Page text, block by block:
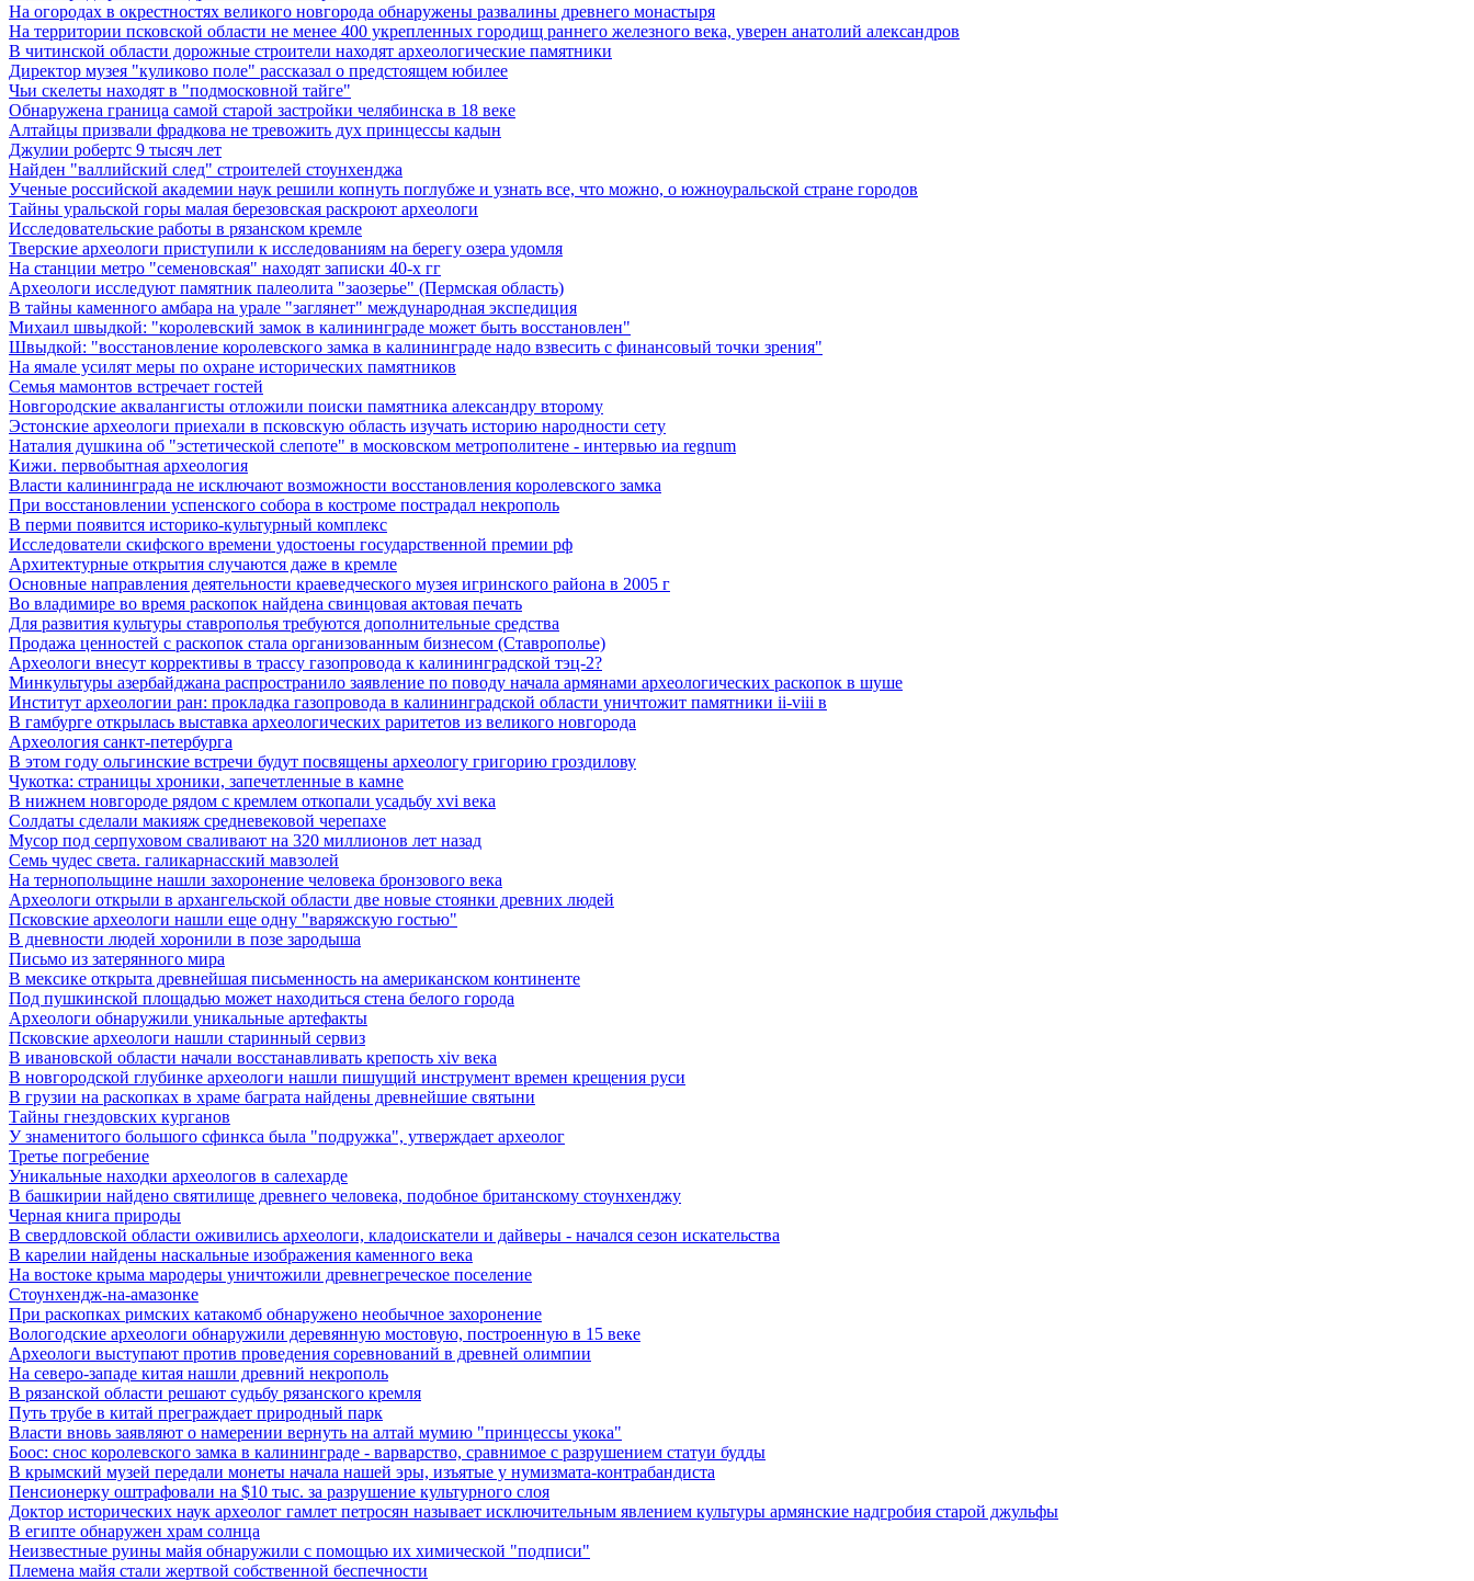
На огородах в окрестностях великого новгорода обнаружены развалины древнего монастыря
На территории псковской области не менее 400 укрепленных городищ раннего железного века, уверен анатолий александров
В читинской области дорожные строители находят археологические памятники
Директор музея "куликово поле" рассказал о предстоящем юбилее
Чьи скелеты находят в "подмосковной тайге"
Обнаружена граница самой старой застройки челябинска в 18 веке
Алтайцы призвали фрадкова не тревожить дух принцессы кадын
Джулии робертс 9 тысяч лет
Найден "валлийский след" строителей стоунхенджа
Ученые российской академии наук решили копнуть поглубже и узнать все, что можно, о южноуральской стране городов
Тайны уральской горы малая березовская раскроют археологи
Исследовательские работы в рязанском кремле
Тверские археологи приступили к исследованиям на берегу озера удомля
На станции метро "семеновская" находят записки 40-х гг
Археологи исследуют памятник палеолита "заозерье" (Пермская область)
В тайны каменного амбара на урале "заглянет" международная экспедиция
Михаил швыдкой: "королевский замок в калининграде может быть восстановлен"
Швыдкой: "восстановление королевского замка в калининграде надо взвесить с финансовый точки зрения"
На ямале усилят меры по охране исторических памятников
Семья мамонтов встречает гостей
Новгородские аквалангисты отложили поиски памятника александру второму
Эстонские археологи приехали в псковскую область изучать историю народности сету
Наталия душкина об "эстетической слепоте" в московском метрополитене - интервью иа regnum
Кижи. первобытная археология
Власти калининграда не исключают возможности восстановления королевского замка
При восстановлении успенского собора в костроме пострадал некрополь
В перми появится историко-культурный комплекс
Исследователи скифского времени удостоены государственной премии рф
Архитектурные открытия случаются даже в кремле
Основные направления деятельности краеведческого музея игринского района в 2005 г
Во владимире во время раскопок найдена свинцовая актовая печать
Для развития культуры ставрополья требуются дополнительные средства
Продажа ценностей с раскопок стала организованным бизнесом (Ставрополье)
Археологи внесут коррективы в трассу газопровода к калининградской тэц-2?
Минкультуры азеpбайджана распространило заявление по поводу начала аpмянами археологических раскопок в шуше
Институт археологии ран: прокладка газопровода в калининградской области уничтожит памятники ii-viii в
В гамбурге открылась выставка археологических раритетов из великого новгорода
Археология санкт-петербурга
В этом году ольгинские встречи будут посвящены археологу григорию гроздилову
Чукотка: страницы хроники, запечетленные в камне
В нижнем новгороде рядом с кремлем откопали усадьбу xvi века
Солдаты сделали макияж средневековой черепахе
Мусор под cерпуховом сваливают на 320 миллионов лет назад
Семь чудес света. галикарнасский мавзолей
На тернопольщине нашли захоронение человека бронзового века
Археологи открыли в архангельской области две новые стоянки древних людей
Псковские археологи нашли еще одну "варяжскую гостью"
В дневности людей хоронили в позе зародыша
Письмо из затерянного мира
В мексике открыта древнейшая письменность на американском континенте
Под пушкинской площадью может находиться стена белого города
Археологи обнаружили уникальные артефакты
Псковские археологи нашли старинный сервиз
В ивановской области начали восстанавливать крепость xiv века
В новгородской глубинке археологи нашли пишущий инструмент времен крещения руси
В грузии на раскопках в храме баграта найдены древнейшие святыни
Тайны гнездовских курганов
У знаменитого большого сфинкса была "подружка", утверждает археолог
Третье погребение
Уникальные находки археологов в салехарде
В башкирии найдено святилище древнего человека, подобное британскому стоунхенджу
Черная книга природы
В свердловской области оживились археологи, кладоискатели и дайверы - начался сезон искательства
В карелии найдены наскальные изображения каменного века
На востоке крыма мародеры уничтожили древнегреческое поселение
Стоунхендж-на-амазонке
При раскопках римских катакомб обнаружено необычное захоронение
Вологодские археологи обнаружили деревянную мостовую, построенную в 15 веке
Археологи выступают против проведения соревнований в древней олимпии
На северо-западе китая нашли древний некрополь
В рязанской области решают судьбу рязанского кремля
Путь трубе в китай преграждает природный парк
Власти вновь заявляют о намерении вернуть на алтай мумию "принцессы укока"
Боос: снос королевского замка в калининграде - варварство, сравнимое с разрушением статуи будды
В крымский музей передали монеты начала нашей эры, изъятые у нумизмата-контрабандиста
Пенсионерку оштрафовали на $10 тыс. за разрушение культурного слоя
Доктор исторических наук археолог гамлет петросян называет исключительным явлением культуры армянские надгробия старой джульфы
В египте обнаружен храм солнца
Неизвестные руины майя обнаружили с помощью их химической "подписи"
Племена майя стали жертвой собственной беспечности